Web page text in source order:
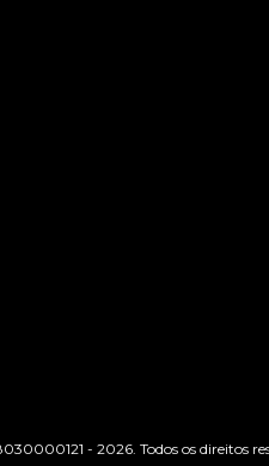
- 2026. Todos os direitos